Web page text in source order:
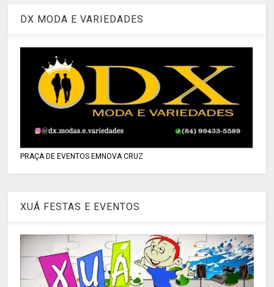
DX MODA E VARIEDADES
PRAÇA DE EVENTOS EMNOVA CRUZ
XUÁ FESTAS E EVENTOS